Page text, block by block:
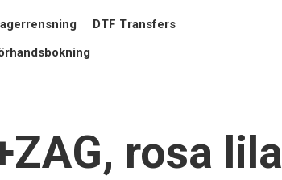
DTF Transfers
rosa lila